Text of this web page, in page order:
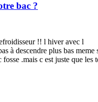
bac ?
!! l hiver avec l
à descendre plus bas
.mais c est juste que les